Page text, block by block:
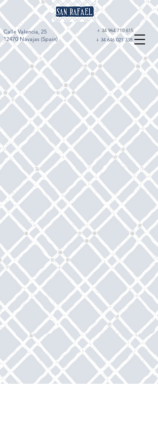
+ 34 646 021 338
Calle Valencia, 25
12470 Navajas (Spain)
+ 34 964 710 615